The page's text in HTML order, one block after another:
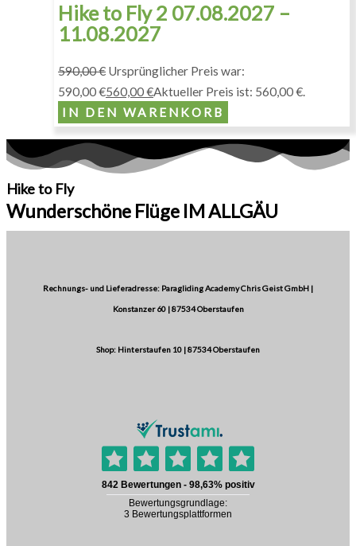
Hike to Fly 2 07.08.2027 –
11.08.2027
590,00€ Ursprünglicher Preis war:
590,00 €560,00€Aktueller Preis ist: 560,00 €.
IN DEN WARENKORB
Hike to Fly
Wunderschöne Flüge IM ALLGÄU
Rechnungs- und Lieferadresse: Paragliding Academy Chris Geist GmbH |
Konstanzer 60 | 87534 Oberstaufen
Shop: Hinterstaufen 10 | 87534 Oberstaufen